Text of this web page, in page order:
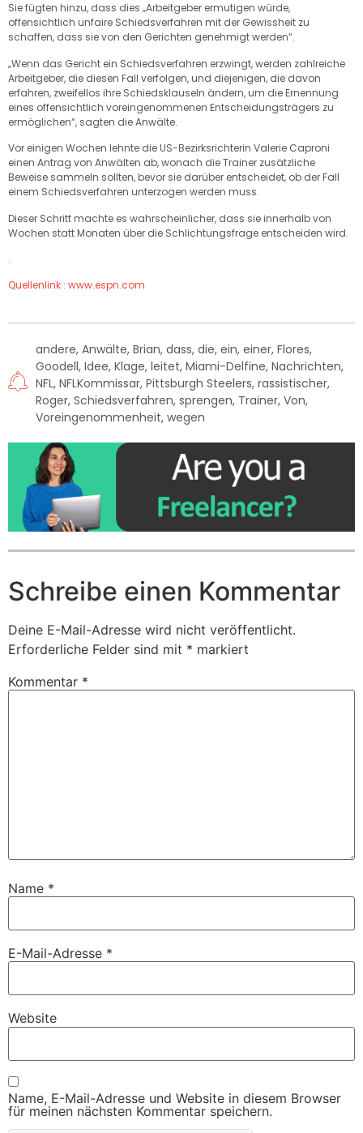
Sie fügten hinzu, dass dies „Arbeitgeber ermutigen würde,
offensichtlich unfaire Schiedsverfahren mit der Gewissheit zu
schaffen, dass sie von den Gerichten genehmigt werden“.
„Wenn das Gericht ein Schiedsverfahren erzwingt, werden zahlreiche
Arbeitgeber, die diesen Fall verfolgen, und diejenigen, die davon
erfahren, zweifellos ihre Schiedsklauseln ändern, um die Ernennung
eines offensichtlich voreingenommenen Entscheidungsträgers zu
ermöglichen“, sagten die Anwälte.
Vor einigen Wochen lehnte die US-Bezirksrichterin Valerie Caproni
einen Antrag von Anwälten ab, wonach die Trainer zusätzliche
Beweise sammeln sollten, bevor sie darüber entscheidet, ob der Fall
einem Schiedsverfahren unterzogen werden muss.
Dieser Schritt machte es wahrscheinlicher, dass sie innerhalb von
Wochen statt Monaten über die Schlichtungsfrage entscheiden wird.
.
Quellenlink : www.espn.com
andere, Anwälte, Brian, dass, die, ein, einer, Flores,
Goodell, Idee, Klage, leitet, Miami-Delfine, Nachrichten,
NFL, NFLKommissar, Pittsburgh Steelers, rassistischer,
Roger, Schiedsverfahren, sprengen, Trainer, Von,
Voreingenommenheit, wegen
Schreibe einen Kommentar
Deine E-Mail-Adresse wird nicht veröffentlicht.
Erforderliche Felder sind mit * markiert
Kommentar *
Name *
E-Mail-Adresse *
Website
Name, E-Mail-Adresse und Website in diesem Browser
für meinen nächsten Kommentar speichern.